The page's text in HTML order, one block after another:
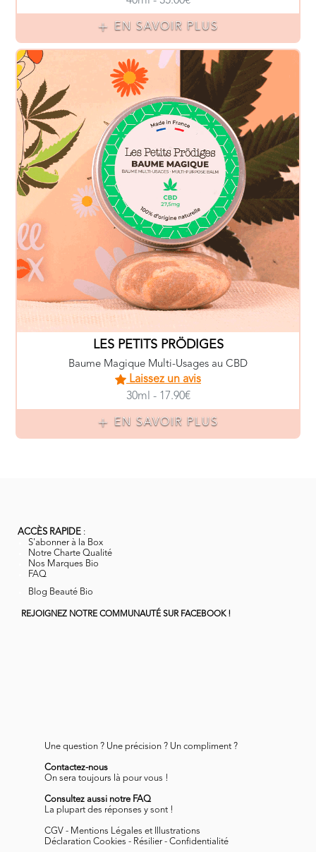
LES PETITS PRÖDIGES
Baume Magique Multi-Usages au CBD
Laissez un avis
30ml - 17.90€
EN SAVOIR PLUS
ACCÈS RAPIDE
S'abonner à la Box
Notre Charte Qualité
Nos Marques Bio
FAQ
Blog Beauté Bio
REJOIGNEZ NOTRE COMMUNAUTÉ SUR FACEBOOK !
Consultez aussi notre FAQ
La plupart des réponses y sont !
CGV-Mentions Légales et Illustrations
Déclaration Cookies
Biotyfull S.A.S